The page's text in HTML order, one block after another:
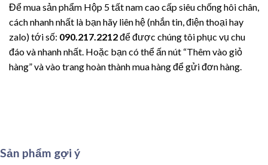
Để mua sản phẩm Hộp 5 tất nam cao cấp siêu chống hôi chân,
cách nhanh nhất là bạn hãy liên hệ (nhắn tin, điện thoại hay
zalo) tới số: 090.217.2212để được chúng tôi phục vụ chu
đáo và nhanh nhất. Hoặc bạn có thể ấn nút “Thêm vào giỏ
hàng” và vào trang hoàn thành mua hàng để gửi đơn hàng.
Sản phẩm gợi ý